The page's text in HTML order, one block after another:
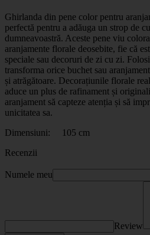
Ghirlanda din pene color pentru
perfectă pentru a adăuga un strop de
dumneavoastră. Aceste pene viu
aranjamente florale deosebite, fie că
speciale sau decoruri de zi cu zi.
transforma orice buchet sau
și atrăgătoare. Decorațiunile florale
aduce un plus de rafinament și
aranjament să capteze atenția și să
unicitatea sa.
Dimensiuni: 105 cm
Recenzii
Numele meu
Review